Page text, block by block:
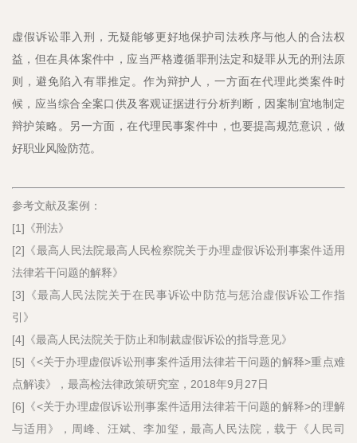
虚假诉讼罪入刑，无疑能够更好地保护司法秩序与他人的合法权
益，但在具体案件中，应当严格遵循罪刑法定和疑罪从无的刑法原
则，避免陷入有罪推定。作为辩护人，一方面在代理此类案件时
候，应当综合全案口供及客观证据进行分析判断，因案制宜地制定
辩护策略。另一方面，在代理民事案件中，也要提高规范意识，做
好职业风险防范。
参考文献及案例：
[1]《刑法》
[2]《最高人民法院最高人民检察院关于办理虚假诉讼刑事案件适用
法律若干问题的解释》
[3]《最高人民法院关于在民事诉讼中防范与惩治虚假诉讼工作指
引》
[4]《最高人民法院关于防止和制裁虚假诉讼的指导意见》
[5]《<关于办理虚假诉讼刑事案件适用法律若干问题的解释>重点难
点解读》，最高检法律政策研究室，2018年9月27日
[6]《<关于办理虚假诉讼刑事案件适用法律若干问题的解释>的理解
与适用》，周峰、汪斌、李加玺，最高人民法院，载于《人民司